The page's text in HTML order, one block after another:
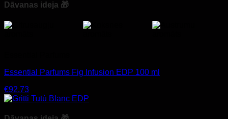
Dāvanas ideja 🎁
Essential Parfums Fig Infusion EDP 100 ml
€92.73